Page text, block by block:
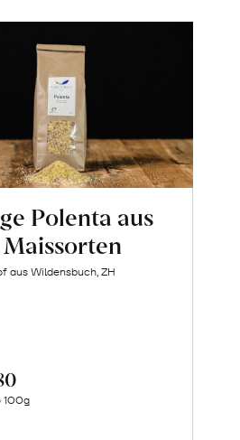
Polenta aus
aus Wildensbuch, ZH
100g